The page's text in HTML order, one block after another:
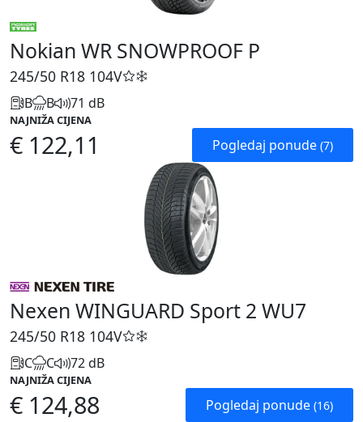
Nokian WR SNOWPROOF P
245/50 R18 104V
B B 71 dB
NAJNIŽA CIJENA
€ 122,11 Pogledaj ponude (7)
Nexen WINGUARD Sport 2 WU7
245/50 R18 104V
C C 72 dB
NAJNIŽA CIJENA
€ 124,88 Pogledaj ponude (16)